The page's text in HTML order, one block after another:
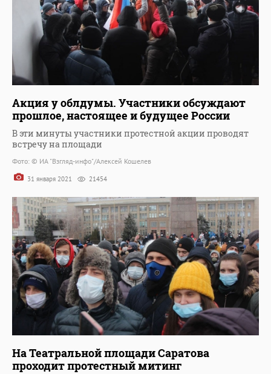
Акция у облдумы. Участники обсуждают
прошлое, настоящее и будущее России
В эти минуты участники протестной акции проводят
встречу на площади
Фото: © ИА "Взгляд-инфо"/Алексей Кошелев
31 января 2021 21454
На Театральной площади Саратова
проходит протестный митинг